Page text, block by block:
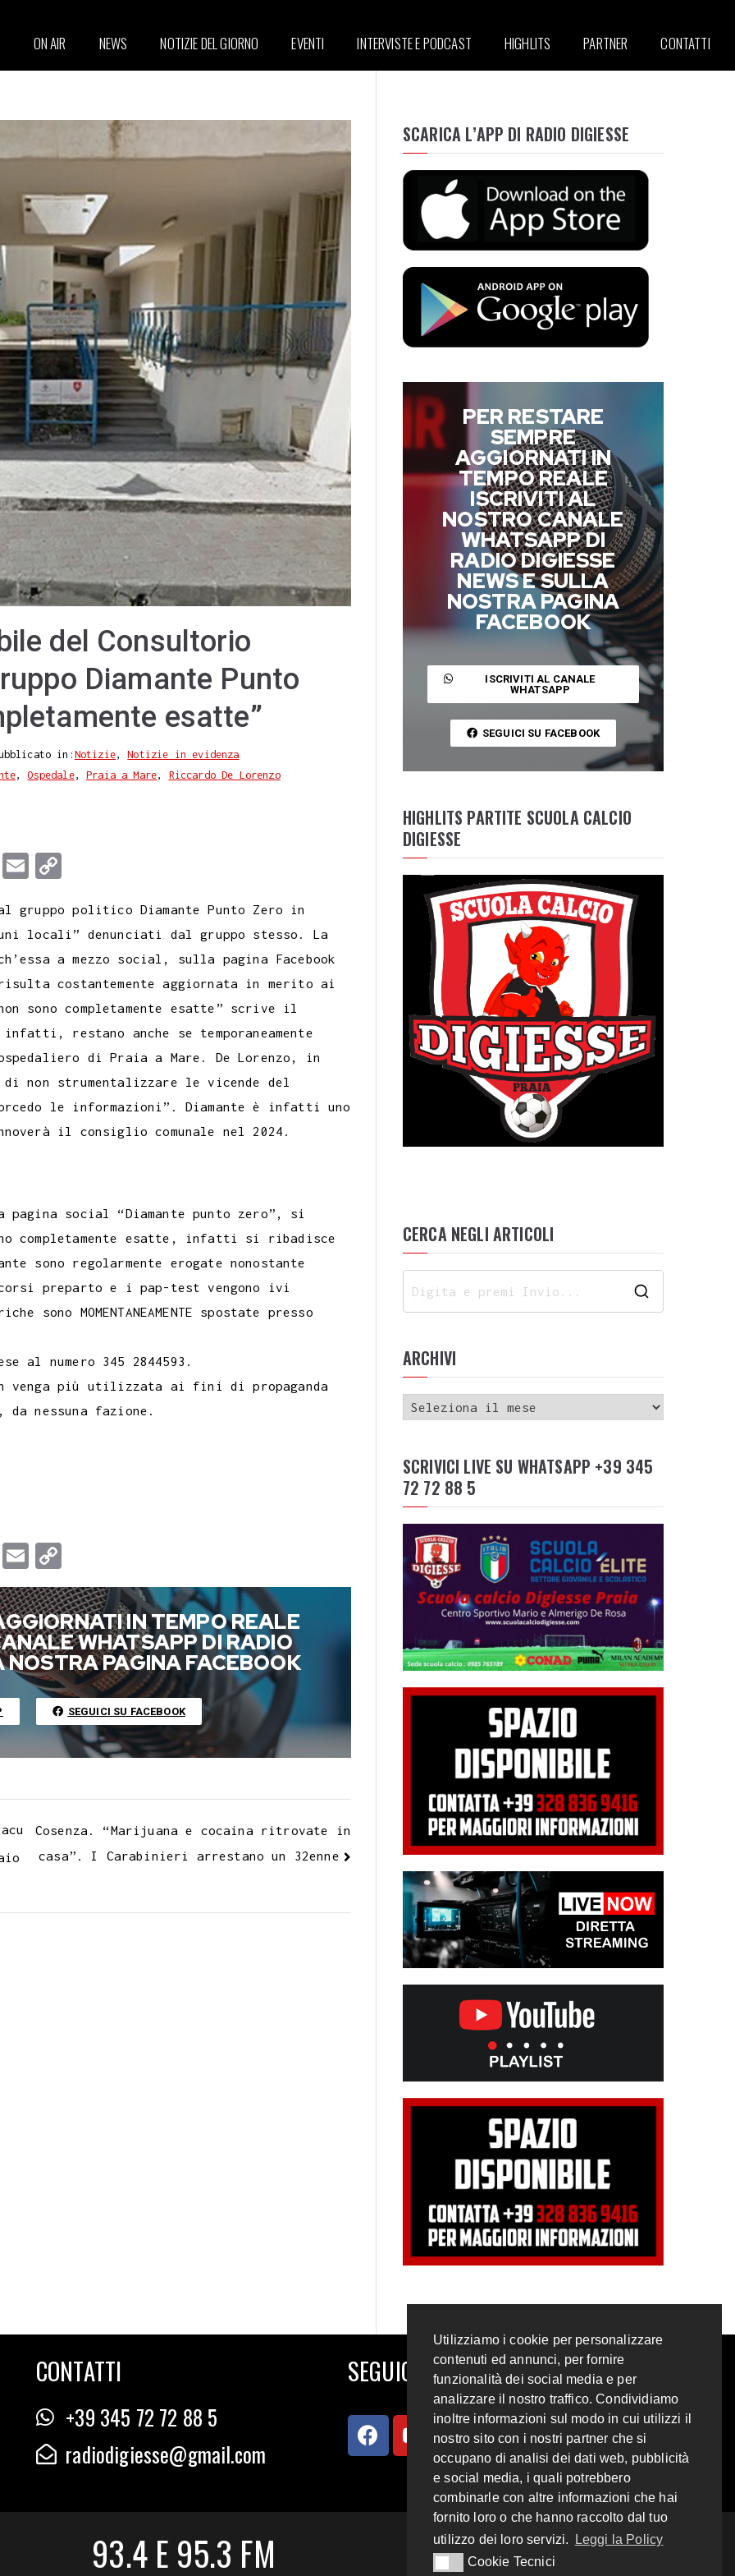
ON AIR NEWS NOTIZIE DEL GIORNO EVENTI INTERVISTE E PODCAST HIGHLITS PARTNER CONTATTI
del Consultorio
Diamante Punto
esatte”
in: Notizie,Notizie in evidenza
,Ospedale,Praia a Mare, Riccardo De Lorenzo
T
E
a
i
l
p
y
L
i
k
gruppo politico Diamante Punto Zero in
locali” denunciati dal gruppo stesso. La
a mezzo social, sulla pagina Facebook
costantemente aggiornata in merito ai
sono completamente esatte” scrive il
restano anche se temporaneamente
di Praia a Mare. De Lorenzo, in
non strumentalizzare le vicende del
le informazioni”. Diamante è infatti uno
il consiglio comunale nel 2024.
social “Diamante punto zero”, si
completamente esatte, infatti si ribadisce
sono regolarmente erogate nonostante
preparto e i pap-test vengono ivi
MOMENTANEAMENTE spostate presso
al numero 345 2844593.
venga più utilizzata ai fini di propaganda
nessuna fazione.
T
E
m
a
i
l
o
p
y
L
i
n
k
IN TEMPO REALE
WHATSAPP DI RADIO
NOSTRA PAGINA FACEBOOK
SEGUICI SU FACEBOOK
Cosenza. “Marijuana e cocaina ritrovate in
casa”. I Carabinieri arrestano un 32enne
SCARICA L’APP DI RADIO DIGIESSE
PER RESTARE
SEMPRE
AGGIORNATI IN
TEMPO REALE
ISCRIVITI AL
NOSTRO CANALE
WHATSAPP DI
RADIO DIGIESSE
NEWS E SULLA
NOSTRA PAGINA
FACEBOOK
ISCRIVITI AL CANALE
WHATSAPP
SEGUICI SU FACEBOOK
HIGHLITS PARTITE SCUOLA CALCIO
DIGIESSE
CERCA NEGLI ARTICOLI
ARCHIVI
SCRIVICI LIVE SU WHATSAPP +39 345
72 72 88 5
CONTATTI
+39 345 72 72 88 5
radiodigiesse@gmail.com
SEGUICI SUI SOCIAL
93.4 E 95.3 FM
Utilizziamo i cookie per personalizzare
contenuti ed annunci, per fornire
funzionalità dei social media e per
analizzare il nostro traffico. Condividiamo
inoltre informazioni sul modo in cui utilizzi il
nostro sito con i nostri partner che si
occupano di analisi dei dati web, pubblicità
e social media, i quali potrebbero
combinarle con altre informazioni che hai
fornito loro o che hanno raccolto dal tuo
utilizzo dei loro servizi.
Leggi la Policy
Cookie Tecnici
Cookie Tecnici